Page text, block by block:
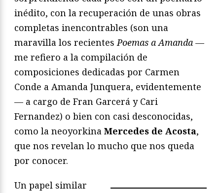
inédito, con la recuperación de unas obras
completas inencontrables (son una
maravilla los recientes Poemas a Amanda —
me refiero a la compilación de
composiciones dedicadas por Carmen
Conde a Amanda Junquera, evidentemente
— a cargo de Fran Garcerá y Cari
Fernandez) o bien con casi desconocidas,
como la neoyorkina Mercedes de Acosta,
que nos revelan lo mucho que nos queda
por conocer.
Un papel similar